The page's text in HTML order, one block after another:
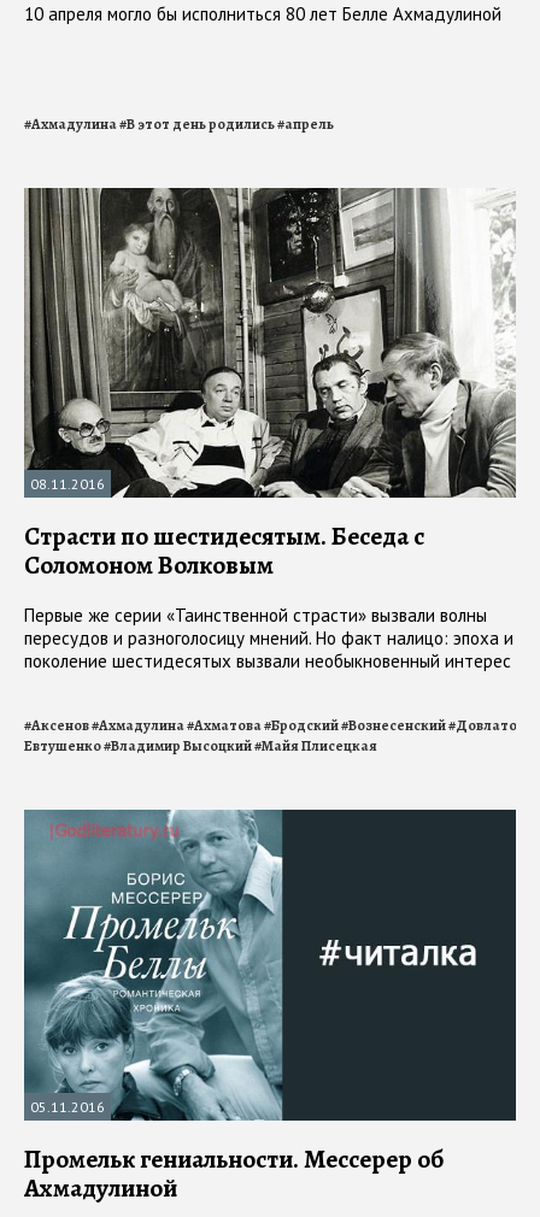
10 апреля могло бы исполниться 80 лет Белле Ахмадулиной
#Ахмадулина#В этот день родились#апрель
08.11.2016
Страсти по шестидесятым. Беседа с
Соломоном Волковым
Первые же серии «Таинственной страсти» вызвали волны
пересудов и разноголосицу мнений. Но факт налицо: эпоха и
поколение шестидесятых вызвали необыкновенный интерес
#Аксенов#Ахмадулина#Ахматова#Бродский#Вознесенский#Довлатов
Евтушенко#Владимир Высоцкий#Майя Плисецкая
05.11.2016
Промельк гениальности. Мессерер об
Ахмадулиной